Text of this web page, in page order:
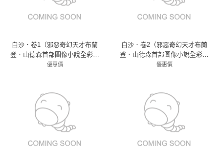
白沙．卷1（邪惡奇幻天才布蘭
登．山德森首部圖像小說全彩精
緻完整版！）
優惠價
白沙．卷2（邪惡奇幻天才布蘭
登．山德森首部圖像小說全彩精
緻完整版！）
優惠價